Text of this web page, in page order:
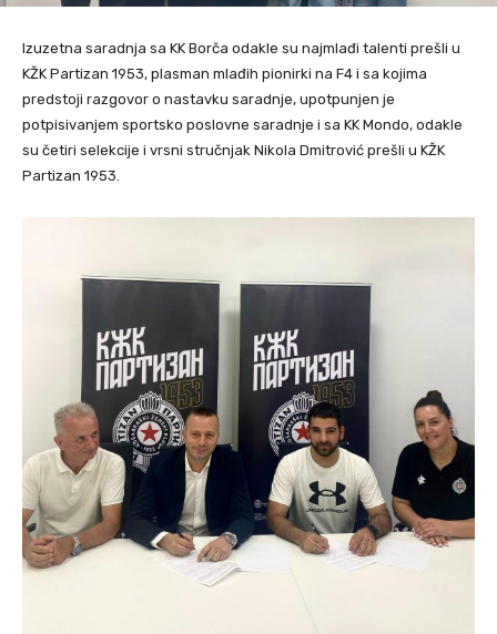
Izuzetna saradnja sa KK Borča odakle su najmlađi talenti prešli u
KŽK Partizan 1953, plasman mlađih pionirki na F4 i sa kojima
predstoji razgovor o nastavku saradnje, upotpunjen je
potpisivanjem sportsko poslovne saradnje i sa KK Mondo, odakle
su četiri selekcije i vrsni stručnjak Nikola Dmitrović prešli u KŽK
Partizan 1953.